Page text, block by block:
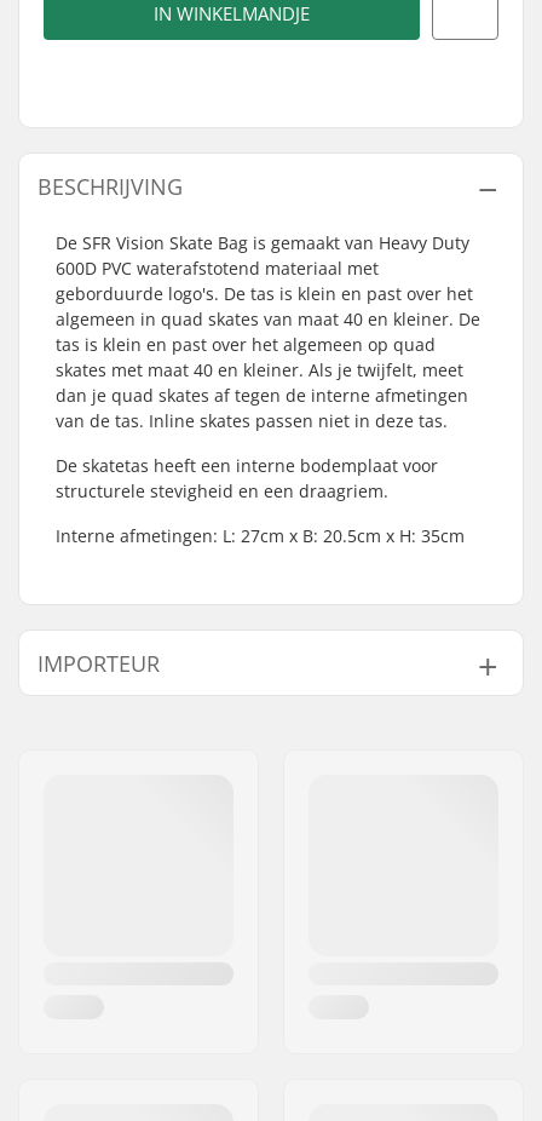
IN WINKELMANDJE
BESCHRIJVING
De SFR Vision Skate Bag is gemaakt van Heavy Duty
600D PVC waterafstotend materiaal met
geborduurde logo's. De tas is klein en past over het
algemeen in quad skates van maat 40 en kleiner. De
tas is klein en past over het algemeen op quad
skates met maat 40 en kleiner. Als je twijfelt, meet
dan je quad skates af tegen de interne afmetingen
van de tas. Inline skates passen niet in deze tas.
De skatetas heeft een interne bodemplaat voor
structurele stevigheid en een draagriem.
Interne afmetingen: L: 27cm x B: 20.5cm x H: 35cm
IMPORTEUR